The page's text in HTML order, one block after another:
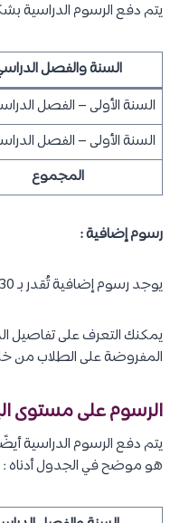
يتم دفع الرسوم الدراسية
السنة والفصل
السنة الأولى – الفصل
السنة الأولى – الفصل
المجموع
رسوم إضافية :
يوجد رسوم إضافية تُقدر بـ 2,030 دينار أردني لجميع الطلاب.
يمكنك التعرف على تفاصيل
المفروضة على الطلاب من
الرسوم على مستوى
يتم دفع الرسوم الدراسية
هو موضح في الجدول أدناه :